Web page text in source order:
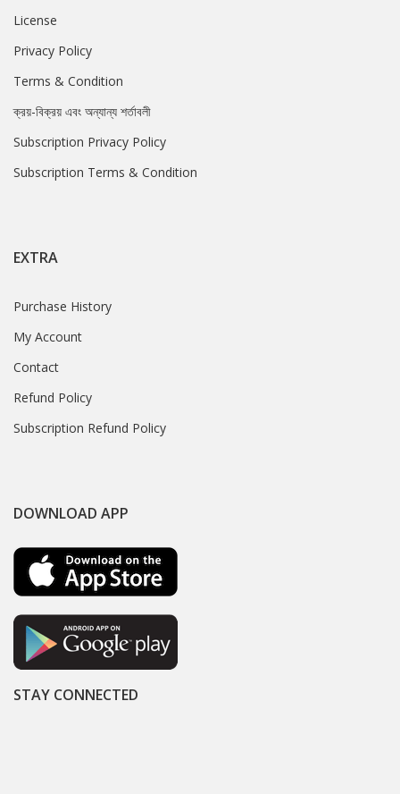
License
Privacy Policy
Terms & Condition
ক্রয়-বিক্রয় এবং অন্যান্য শর্তাবলী
Subscription Privacy Policy
Subscription Terms & Condition
EXTRA
Purchase History
My Account
Contact
Refund Policy
Subscription Refund Policy
DOWNLOAD APP
STAY CONNECTED